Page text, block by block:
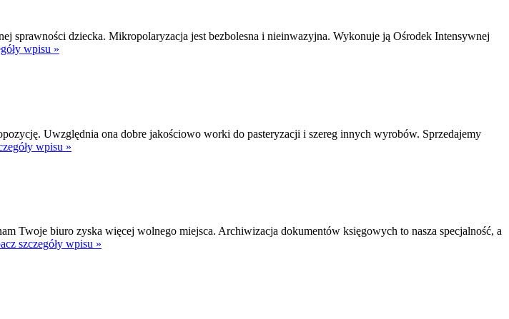
sprawności dziecka. Mikropolaryzacja jest bezbolesna i nieinwazyjna. Wykonuje ją Ośrodek Intensywnej
wpisu »
Uwzględnia ona dobre jakościowo worki do pasteryzacji i szereg innych wyrobów. Sprzedajemy
wpisu »
Twoje biuro zyska więcej wolnego miejsca. Archiwizacja dokumentów księgowych to nasza specjalność, a
szczegóły wpisu »